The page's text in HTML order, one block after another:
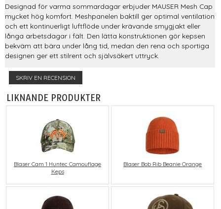
Designad för varma sommardagar erbjuder MAUSER Mesh Cap
mycket hög komfort. Meshpanelen baktill ger optimal ventilation
och ett kontinuerligt luftflöde under krävande smygjakt eller
långa arbetsdagar i fält. Den lätta konstruktionen gör kepsen
bekväm att bära under lång tid, medan den rena och sportiga
designen ger ett stilrent och självsäkert uttryck.
SKRIV EN RECENSION
LIKNANDE PRODUKTER
Blaser Cam 1 Huntec Camouflage
Keps
Blaser Bob Rib Beanie Orange